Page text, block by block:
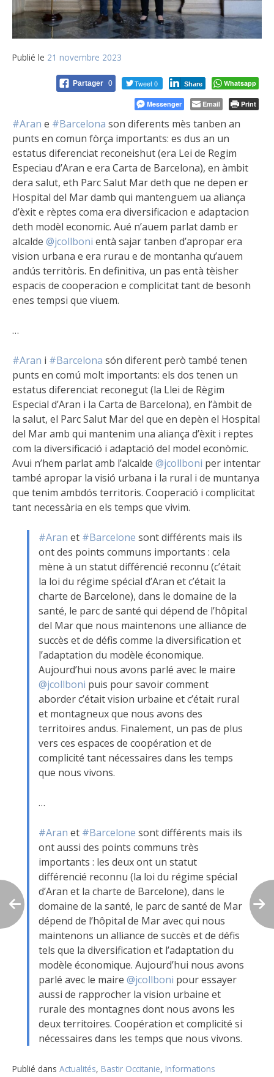
Publié le 21 novembre 2023
Partager 0 Tweet 0 Share Whatsapp
Messenger Email Print
#Aran e #Barcelona son diferents mès tanben an
punts en comun fòrça importants: es dus an un
estatus diferenciat reconeishut (era Lei de Regim
Especiau d’Aran e era Carta de Barcelona), en àmbit
dera salut, eth Parc Salut Mar deth que ne depen er
Hospital del Mar damb qui mantenguem ua aliança
d’èxit e rèptes coma era diversificacion e adaptacion
deth modèl economic. Aué n’auem parlat damb er
alcalde @jcollboni entà sajar tanben d’apropar era
vision urbana e era rurau e de montanha qu’auem
andús territòris. En definitiva, un pas entà tèisher
espacis de cooperacion e complicitat tant de besonh
enes tempsi que viuem.
…
#Aran i #Barcelona són diferent però també tenen
punts en comú molt importants: els dos tenen un
estatus diferenciat reconegut (la Llei de Règim
Especial d’Aran i la Carta de Barcelona), en l’àmbit de
la salut, el Parc Salut Mar del que en depèn el Hospital
del Mar amb qui mantenim una aliança d’èxit i reptes
com la diversificació i adaptació del model econòmic.
Avui n’hem parlat amb l’alcalde @jcollboni per intentar
també apropar la visió urbana i la rural i de muntanya
que tenim ambdós territoris. Cooperació i complicitat
tant necessària en els temps que vivim.
#Aran et #Barcelone sont différents mais ils
ont des points communs importants : cela
mène à un statut différencié reconnu (c’était
la loi du régime spécial d’Aran et c’était la
charte de Barcelone), dans le domaine de la
santé, le parc de santé qui dépend de l’hôpital
del Mar que nous maintenons une alliance de
succès et de défis comme la diversification et
l’adaptation du modèle économique.
Aujourd’hui nous avons parlé avec le maire
@jcollboni puis pour savoir comment
aborder c’était vision urbaine et c’était rural
et montagneux que nous avons des
territoires andus. Finalement, un pas de plus
vers ces espaces de coopération et de
complicité tant nécessaires dans les temps
que nous vivons.
…
#Aran et #Barcelone sont différents mais ils
ont aussi des points communs très
importants : les deux ont un statut
différencié reconnu (la loi du régime spécial
d’Aran et la charte de Barcelone), dans le
domaine de la santé, le parc de santé de Mar
dépend de l’hôpital de Mar avec qui nous
maintenons un alliance de succès et de défis
tels que la diversification et l’adaptation du
modèle économique. Aujourd’hui nous avons
parlé avec le maire @jcollboni pour essayer
aussi de rapprocher la vision urbaine et
rurale des montagnes dont nous avons les
deux territoires. Coopération et complicité si
nécessaires dans les temps que nous vivons.
Publié dans Actualités, Bastir Occitanie, Informations